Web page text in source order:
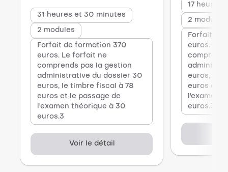
31 heures et 30 minutes
2 modules
Forfait de formation 370
euros. Le forfait ne
comprends pas la gestion
administrative du dossier 30
euros, le timbre fiscal à 78
euros et le passage de
l'examen théorique à 30
euros.3
Voir le détail
17 heures
2 modules
Forfait de
euros. Le
euros, le
euros et
l'examen
euros.3